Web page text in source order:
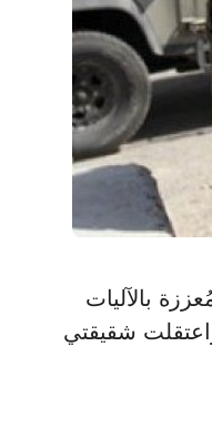
مُعززة بالآليات
شقيقتي